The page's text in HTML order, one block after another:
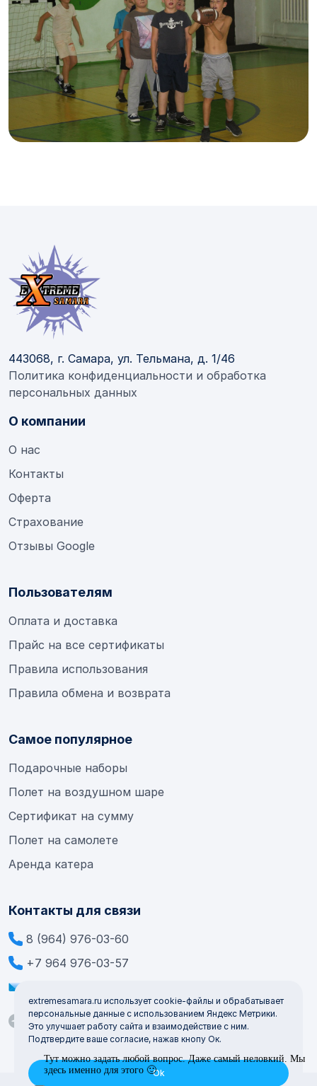
extremesamara.ru использует cookie-файлы и обрабатывает
персональные данные с использованием Яндекс Метрики.
Это улучшает работу сайта и взаимодействие с ним.
Подтвердите ваше согласие, нажав кнопу Ок.
443068, г. Самара, ул. Тельмана, д. 1/46
Политика конфиденциальности и обработка
персональных данных
О компании
О нас
Контакты
Оферта
Страхование
Отзывы Google
Пользователям
Оплата и доставка
Прайс на все сертификаты
Правила использования
Правила обмена и возврата
Самое популярное
Подарочные наборы
Полет на воздушном шаре
Сертификат на сумму
Полет на самолете
Аренда катера
Контакты для связи
8 (964) 976-03-60
+7 964 976-03-57